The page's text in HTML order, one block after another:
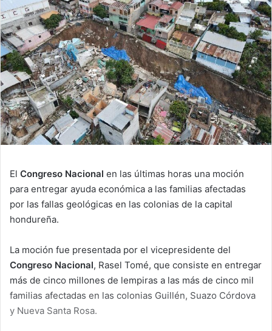
El Congreso Nacional en las últimas horas una moción
para entregar ayuda económica a las familias afectadas
por las fallas geológicas en las colonias de la capital
hondureña.
La moción fue presentada por el vicepresidente del
Congreso Nacional, Rasel Tomé, que consiste en entregar
más de cinco millones de lempiras a las más de cinco mil
familias afectadas en las colonias Guillén, Suazo Córdova
y Nueva Santa Rosa.